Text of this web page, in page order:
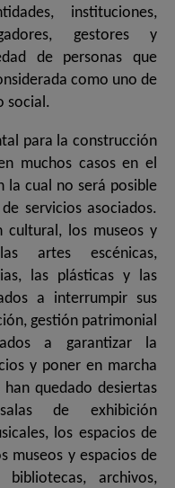
instituciones,
gestores y
de personas que
como uno de
social.
para la construcción
muchos casos en el
cual no será posible
servicios asociados.
cultural, los museos y
artes escénicas,
las plásticas y las
a interrumpir sus
gestión patrimonial
a garantizar la
y poner en marcha
quedado desiertas
de exhibición
los espacios de
museos y espacios de
archivos,